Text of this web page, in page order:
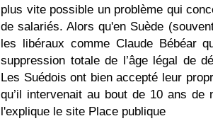
plus vite possible un problème qui
de salariés. Alors qu'en Suède
les libéraux comme Claude Bébéar
suppression totale de l’âge légal de
Les Suédois ont bien accepté leur
qu’il intervenait au bout de 10 ans de
l'explique le site Place publique